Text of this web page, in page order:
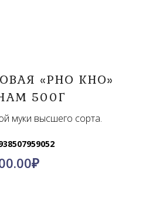
«PHO KHO»
500Г
муки высшего сорта.
₽